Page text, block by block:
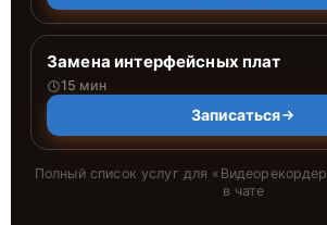
Замена интерфейсных плат
15 мин
Записаться
Полный список услуг для « Видеорекордер
в чате